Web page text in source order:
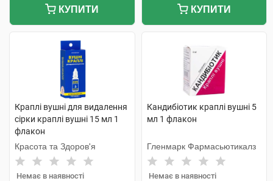
КУПИТИ КУПИТИ
Краплі вушні для видалення
сірки краплі вушні 15 мл 1
флакон
Красота та Здоров'я
Немає в наявності
Кандибіотик краплі вушні 5
мл 1 флакон
Гленмарк Фармасьютикалз
Немає в наявності